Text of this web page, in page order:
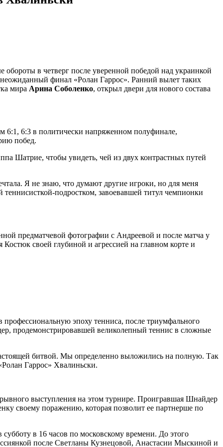
обороты в четверг после уверенной победой над украинкой
финал «Ролан Гаррос». Ранний вылет таких
мира Арина Соболенко, открыл двери для нового состава
6:1, 6:3 в политически напряженном полуфинале,
побед.
Шатрие, чтобы увидеть, чей из двух контрастных путей
Я не знаю, что думают другие игроки, но для меня
подростком, завоевавшей титул чемпионки
предматчевой фотографии с Андреевой и после матча у
своей глубиной и агрессией на главном корте и
эпоху тенниса, после триумфального
продемонстрировавшей великолепный теннис в сложные
битвой. Мы определенно выложились на полную. Так
Гаррос» Хвалиньски.
выступления на этом турнире. Проигравшая Шнайдер
своему поражению, которая позволит ее партнерше по
в 16 часов по московскому времени. До этого
после Светланы Кузнецовой, Анастасии Мыскиной и